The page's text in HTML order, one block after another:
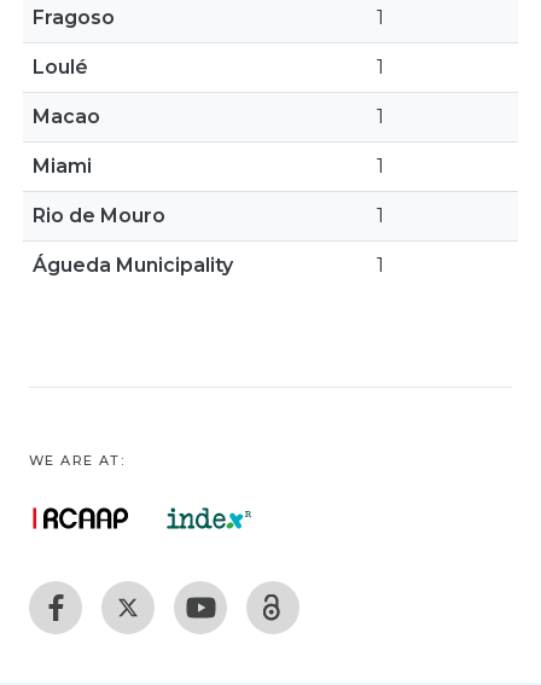
Fragoso 1
Loulé 1
Macao 1
Miami 1
Rio de Mouro 1
Águeda Municipality 1
WE ARE AT: